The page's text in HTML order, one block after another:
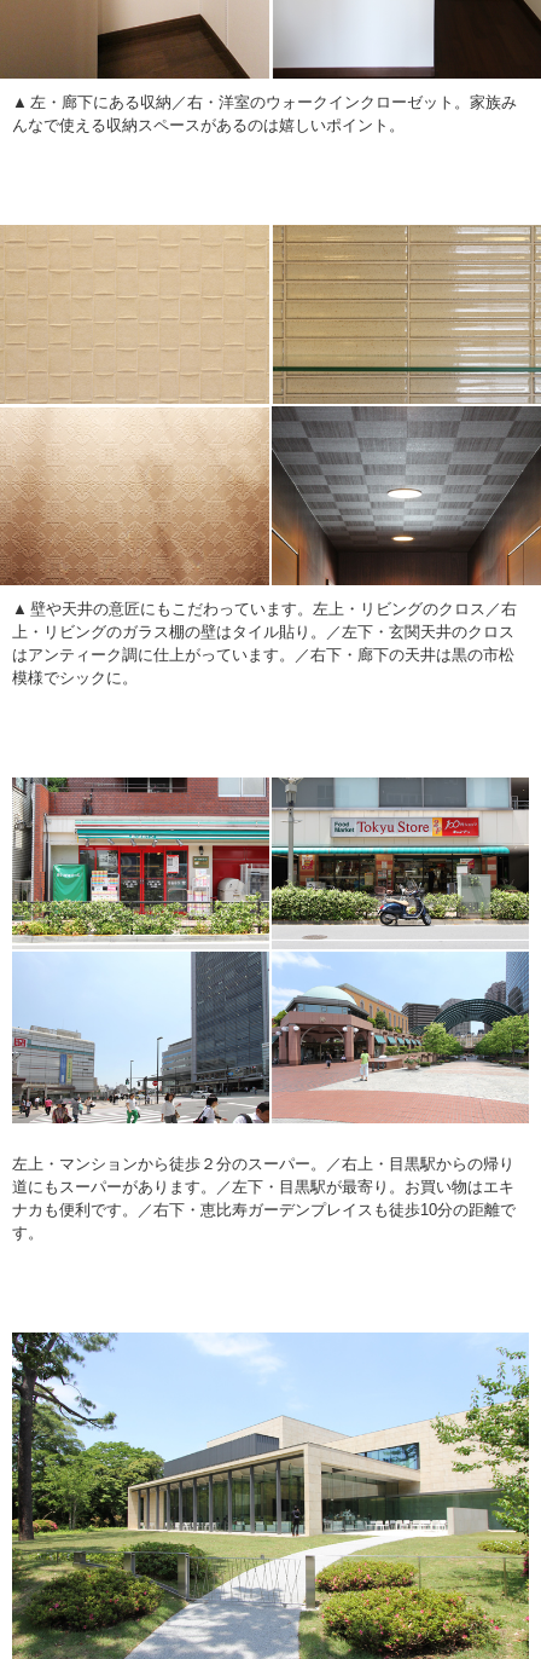
左・廊下にある収納／右・洋室のウォークインクローゼット。家族み
んなで使える収納スペースがあるのは嬉しいポイント。
壁や天井の意匠にもこだわっています。左上・リビングのクロス／右
上・リビングのガラス棚の壁はタイル貼り。／左下・玄関天井のクロス
はアンティーク調に仕上がっています。／右下・廊下の天井は黒の市松
模様でシックに。
左上・マンションから徒歩２分のスーパー。／右上・目黒駅からの帰り
道にもスーパーがあります。／左下・目黒駅が最寄り。お買い物はエキ
ナカも便利です。／右下・恵比寿ガーデンプレイスも徒歩10分の距離で
す。